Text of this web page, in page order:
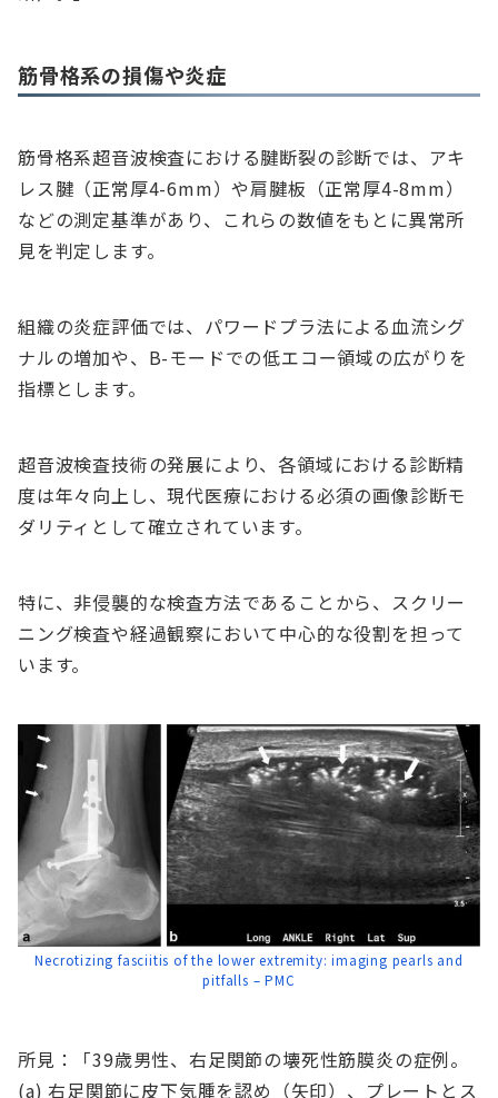
筋骨格系の損傷や炎症
筋骨格系超音波検査における腱断裂の診断では、アキ
レス腱（正常厚4-6mm）や肩腱板（正常厚4-8mm）
などの測定基準があり、これらの数値をもとに異常所
見を判定します。
組織の炎症評価では、パワードプラ法による血流シグ
ナルの増加や、B-モードでの低エコー領域の広がりを
指標とします。
超音波検査技術の発展により、各領域における診断精
度は年々向上し、現代医療における必須の画像診断モ
ダリティとして確立されています。
特に、非侵襲的な検査方法であることから、スクリー
ニング検査や経過観察において中心的な役割を担って
います。
Necrotizing fasciitis of the lower extremity: imaging pearls and
pitfalls – PMC
所見：「39歳男性、右足関節の壊死性筋膜炎の症例。
(a) 右足関節に皮下気腫を認め（矢印）、プレートとス